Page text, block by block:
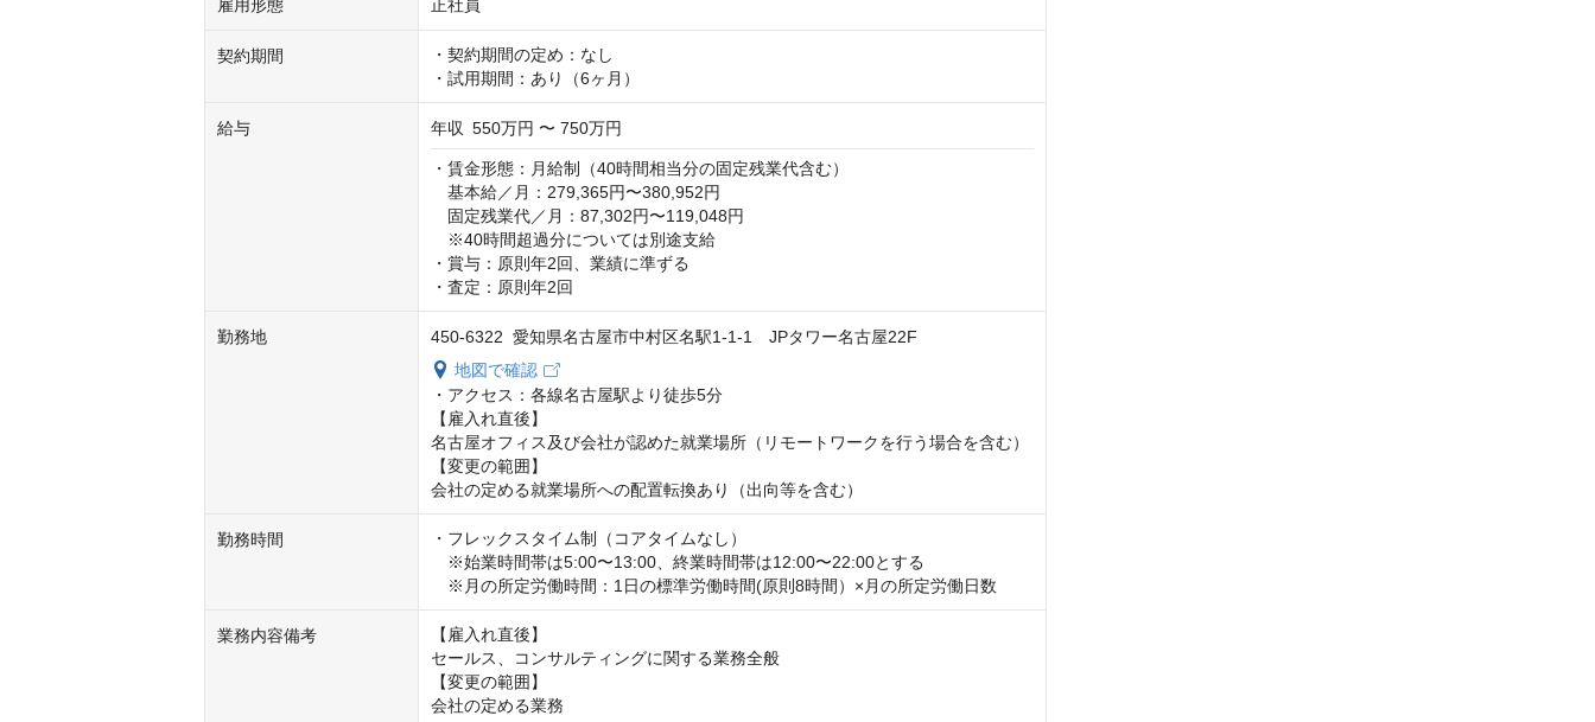
雇用形態 正社員
契約期間
・契約期間の定め：なし
・試用期間：あり（6ヶ月）
給与 年収 550万円 〜 750万円
・賃金形態：月給制（40時間相当分の固定残業代含む）
基本給／月：279,365円〜380,952円
固定残業代／月：87,302円〜119,048円
※40時間超過分については別途支給
・賞与：原則年2回、業績に準ずる
・査定：原則年2回
勤務地
450-6322 愛知県名古屋市中村区名駅1-1-1 JPタワー名古屋22F
地図で確認
・アクセス：各線名古屋駅より徒歩5分
【雇入れ直後】
名古屋オフィス及び会社が認めた就業場所（リモートワークを行う場合を含む）
【変更の範囲】
会社の定める就業場所への配置転換あり（出向等を含む）
勤務時間
・フレックスタイム制（コアタイムなし）
※始業時間帯は5:00〜13:00、終業時間帯は12:00〜22:00とする
※月の所定労働時間：1日の標準労働時間(原則8時間）×月の所定労働日数
業務内容備考
【雇入れ直後】
セールス、コンサルティングに関する業務全般
【変更の範囲】
会社の定める業務